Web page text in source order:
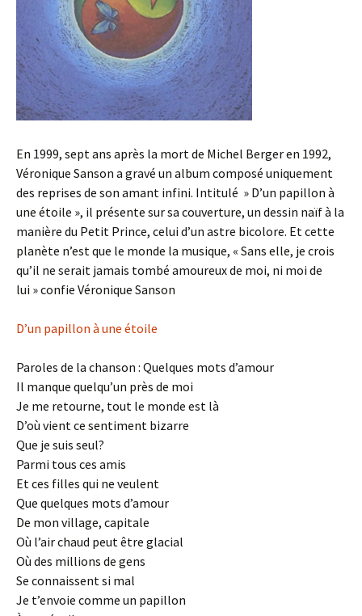
En 1999, sept ans après la mort de Michel Berger en 1992,
Véronique Sanson a gravé un album composé uniquement
des reprises de son amant infini. Intitulé » D’un papillon à
une étoile », il présente sur sa couverture, un dessin naïf à la
manière du Petit Prince, celui d’un astre bicolore. Et cette
planète n’est que le monde la musique, « Sans elle, je crois
qu’il ne serait jamais tombé amoureux de moi, ni moi de
lui » confie Véronique Sanson
D’un papillon à une étoile
Paroles de la chanson : Quelques mots d’amour
Il manque quelqu’un près de moi
Je me retourne, tout le monde est là
D’où vient ce sentiment bizarre
Que je suis seul?
Parmi tous ces amis
Et ces filles qui ne veulent
Que quelques mots d’amour
De mon village, capitale
Où l’air chaud peut être glacial
Où des millions de gens
Se connaissent si mal
Je t’envoie comme un papillon